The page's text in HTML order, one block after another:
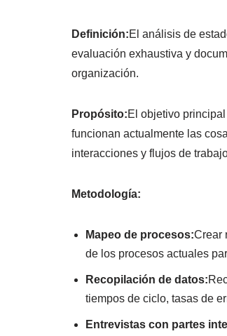
Definición:El análisis de
evaluación exhaustiva y
organización.
Propósito:El objetivo
funcionan actualmente las
interacciones y flujos de
Metodología:
Mapeo de procesos:Crear
de los procesos actuales
Recopilación de datos:
tiempos de ciclo, tasas de
Entrevistas con partes